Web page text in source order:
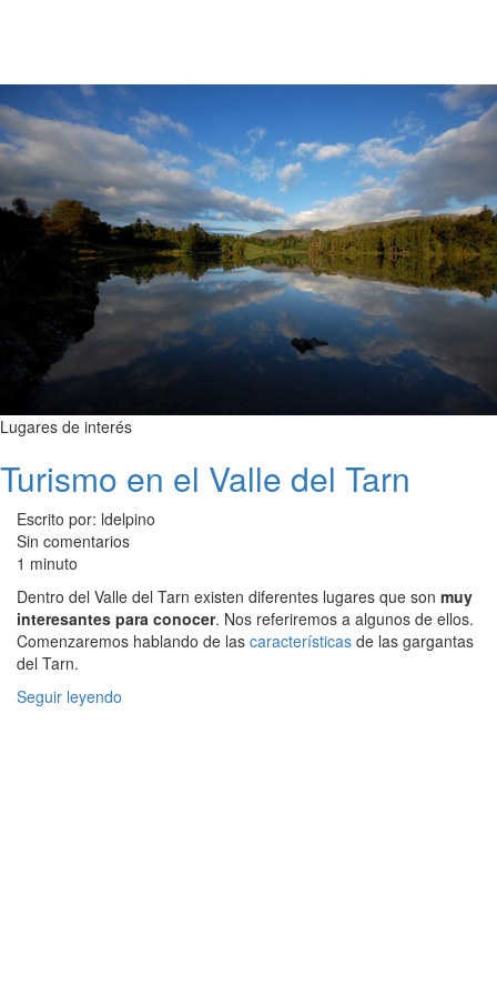
Lugares de interés
Turismo en el Valle del Tarn
Escrito por: ldelpino
Sin comentarios
1 minuto
Dentro del Valle del Tarn existen diferentes lugares que son muy
interesantes para conocer. Nos referiremos a algunos de ellos.
Comenzaremos hablando de las características de las gargantas
del Tarn.
Seguir leyendo